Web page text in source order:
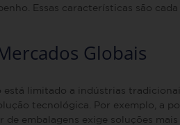
Essas características são
Globais
limitado a indústrias
tecnológica. Por exemplo, a
embalagens exige soluções